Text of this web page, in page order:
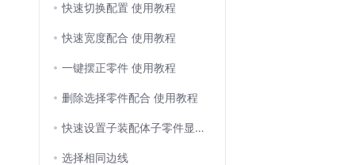
快速切换配置 使用教程
快速宽度配合 使用教程
一键摆正零件 使用教程
删除选择零件配合 使用教程
快速设置子装配体子零件显示状态 使用教程
选择相同边线